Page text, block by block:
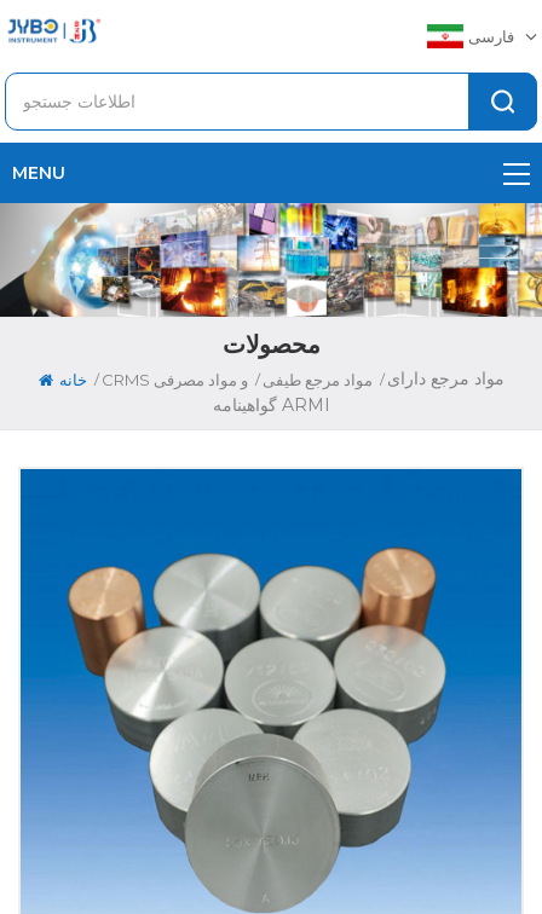
فارسی
MENU
محصولات
خانه / CRMS و مواد مصرفی / مواد مرجع طیفی / مواد مرجع دارای
گواهینامه ARMI